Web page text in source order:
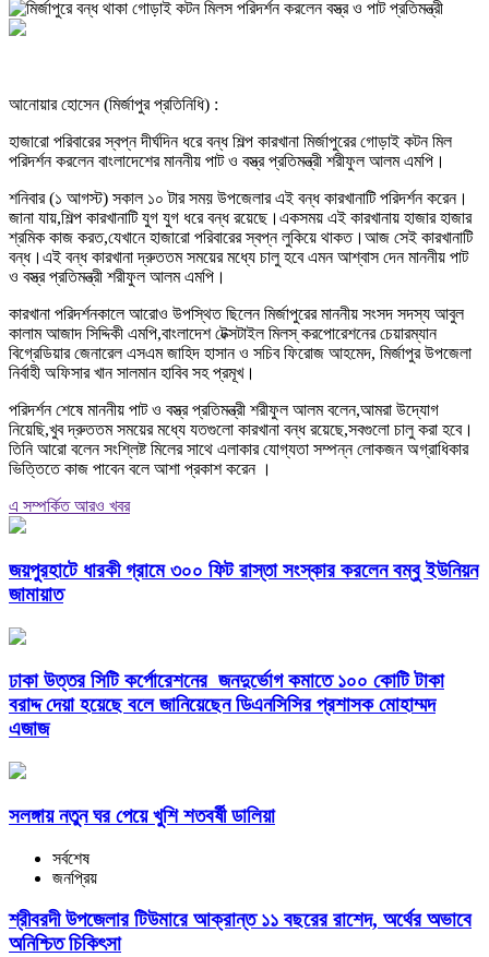
আনোয়ার হোসেন (মির্জাপুর প্রতিনিধি) :
হাজারো পরিবারের স্বপ্ন দীর্ঘদিন ধরে বন্ধ শিল্প কারখানা মির্জাপুরের গোড়াই কটন মিল
পরিদর্শন করলেন বাংলাদেশের মাননীয় পাট ও বস্ত্র প্রতিমন্ত্রী শরীফুল আলম এমপি।
শনিবার (১ আগস্ট) সকাল ১০ টার সময় উপজেলার এই বন্ধ কারখানাটি পরিদর্শন করেন।
জানা যায়,শিল্প কারখানাটি যুগ যুগ ধরে বন্ধ রয়েছে।একসময় এই কারখানায় হাজার হাজার
শ্রমিক কাজ করত,যেখানে হাজারো পরিবারের স্বপ্ন লুকিয়ে থাকত।আজ সেই কারখানাটি
বন্ধ।এই বন্ধ কারখানা দ্রুততম সময়ের মধ্যে চালু হবে এমন আশ্বাস দেন মাননীয় পাট
ও বস্ত্র প্রতিমন্ত্রী শরীফুল আলম এমপি।
কারখানা পরিদর্শনকালে আরোও উপস্থিত ছিলেন মির্জাপুরের মাননীয় সংসদ সদস্য আবুল
কালাম আজাদ সিদ্দিকী এমপি,বাংলাদেশ টেক্সটাইল মিলস্ করপোরেশনের চেয়ারম্যান
বিগ্রেডিয়ার জেনারেল এসএম জাহিদ হাসান ও সচিব ফিরোজ আহমেদ, মির্জাপুর উপজেলা
নির্বাহী অফিসার খান সালমান হাবিব সহ প্রমূখ।
পরিদর্শন শেষে মাননীয় পাট ও বস্ত্র প্রতিমন্ত্রী শরীফুল আলম বলেন,আমরা উদ্যোগ
নিয়েছি,খুব দ্রুততম সময়ের মধ্যে যতগুলো কারখানা বন্ধ রয়েছে,সবগুলো চালু করা হবে।
তিনি আরো বলেন সংশ্লিষ্ট মিলের সাথে এলাকার যোগ্যতা সম্পন্ন লোকজন অগ্রাধিকার
ভিত্তিতে কাজ পাবেন বলে আশা প্রকাশ করেন ।
এ সম্পর্কিত আরও খবর
জয়পুরহাটে ধারকী গ্রামে ৩০০ ফিট রাস্তা সংস্কার করলেন বম্বু ইউনিয়ন
জামায়াত
ঢাকা উত্তর সিটি কর্পোরেশনের জনদুর্ভোগ কমাতে ১০০ কোটি টাকা
বরাদ্দ দেয়া হয়েছে বলে জানিয়েছেন ডিএনসিসির প্রশাসক মোহাম্মদ
এজাজ
সলঙ্গায় নতুন ঘর পেয়ে খুশি শতবর্ষী ডালিয়া
সর্বশেষ
জনপ্রিয়
শ্রীবরদী উপজেলার টিউমারে আক্রান্ত ১১ বছরের রাশেদ, অর্থের অভাবে
অনিশ্চিত চিকিৎসা